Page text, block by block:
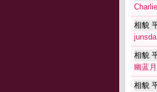
相貌
junsda
相貌
幽蓝
相貌